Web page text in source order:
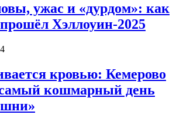
ужас и «дурдом»: как
Хэллоуин-2025
кровью: Кемерово
самый кошмарный день